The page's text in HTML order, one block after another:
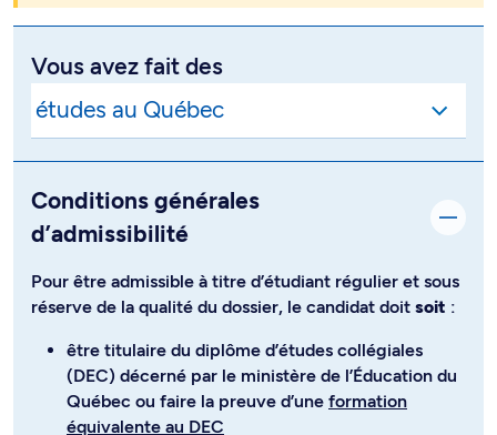
Vous avez fait des
Conditions générales
d’admissibilité
Pour être admissible à titre d’étudiant régulier et sous
réserve de la qualité du dossier, le candidat doit soit :
être titulaire du diplôme d’études collégiales
(DEC) décerné par le ministère de l’Éducation du
Québec ou faire la preuve d’une formation
équivalente au DEC